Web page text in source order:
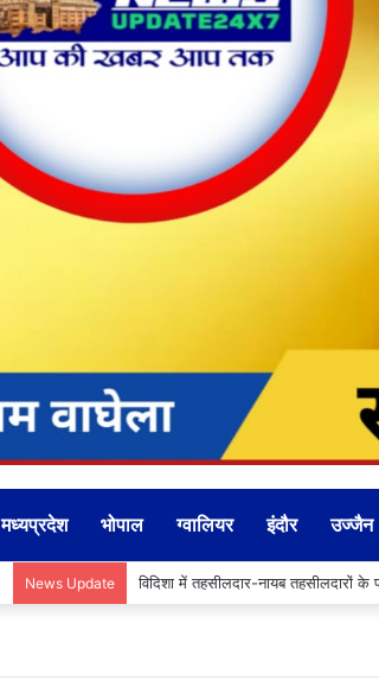
मध्यप्रदेश भोपाल ग्वालियर इंदौर उज्जैन
News Update विकास कार्यों में लापरवाही बर्दाश्त नहीं,